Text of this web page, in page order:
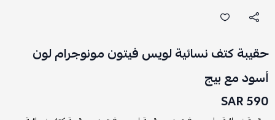
حقيبة كتف نسائية لويس فيتون مونوجرام لون
أسود مع بيج
590 SAR